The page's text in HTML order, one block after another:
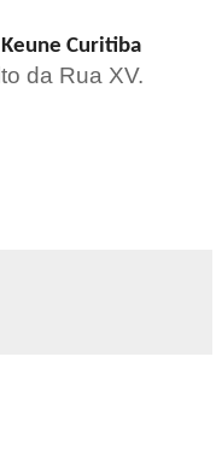
Curitiba
da Rua XV.